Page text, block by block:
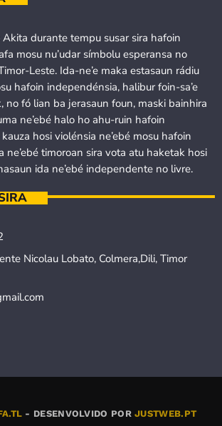
durante tempu susar sira hafoin
mosu nu’udar símbolu esperansa no
Leste. Ida-ne’e maka estasaun rádiu
hafoin independénsia, halibur foin-sa’e
no fó lian ba jerasaun foun, maski bainhira
ne’ebé halo ho ahu-ruin hafoin
hosi violénsia ne’ebé mosu hafoin
ne’ebé timoroan sira vota atu haketak hosi
ida ne’ebé independente no livre.
Nicolau Lobato, Colmera,Dili, Timor
- DESENVOLVIDO PORJUSTWEB.PT